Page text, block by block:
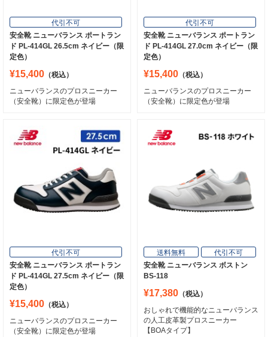
代引不可
安全靴 ニューバランス ポートラン
ド PL-414GL 26.5cm ネイビー（限
定色）
¥15,400 （税込）
ニューバランスのプロスニーカー
（安全靴）に限定色が登場
代引不可
安全靴 ニューバランス ポートラン
ド PL-414GL 27.0cm ネイビー（限
定色）
¥15,400 （税込）
ニューバランスのプロスニーカー
（安全靴）に限定色が登場
代引不可
安全靴 ニューバランス ポートラン
ド PL-414GL 27.5cm ネイビー（限
定色）
¥15,400 （税込）
ニューバランスのプロスニーカー
（安全靴）に限定色が登場
送料無料
代引不可
安全靴 ニューバランス ボストン
BS-118
¥17,380 （税込）
おしゃれで機能的なニューバランス
の人工皮革製プロスニーカー
【BOAタイプ】